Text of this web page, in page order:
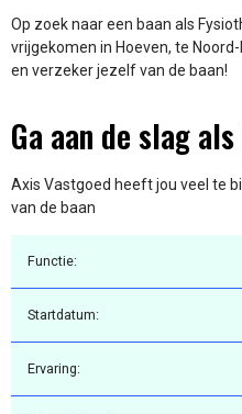
Op zoek naar een baan als
vrijgekomen in Hoeven, te
en verzeker jezelf van de baan!
Ga aan de slag
Axis Vastgoed heeft jou veel te
van de baan
Functie:
Startdatum:
Ervaring: